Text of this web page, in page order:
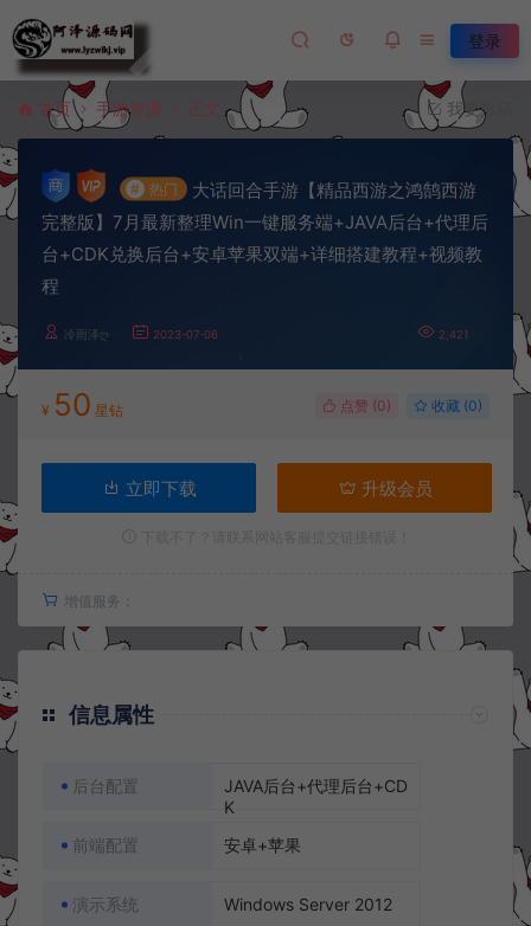
登录
首页 手游资源 正文 我要投稿
# 热门
大话回合手游【精品西游之鸿鹄西游
完整版】7月最新整理Win一键服务端+JAVA后台+代理后
台+CDK兑换后台+安卓苹果双端+详细搭建教程+视频教
程
冷雨泽ღ 2023-07-06 2,421
¥ 50 星钻 点赞 (0) 收藏 (0)
立即下载 升级会员
增值服务：
信息属性
后台配置
JAVA后台+代理后台+CD
K
前端配置
安卓+苹果
演示系统 Windows Server 2012